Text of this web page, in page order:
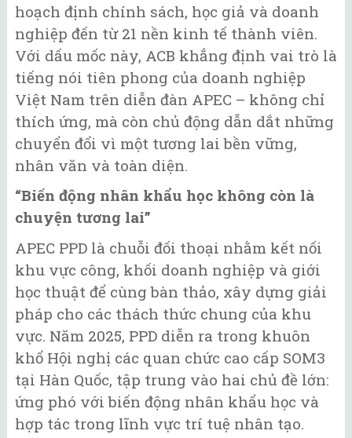
hoạch định chính sách, học giả và doanh
nghiệp đến từ 21 nền kinh tế thành viên.
Với dấu mốc này, ACB khẳng định vai trò là
tiếng nói tiên phong của doanh nghiệp
Việt Nam trên diễn đàn APEC – không chỉ
thích ứng, mà còn chủ động dẫn dắt những
chuyển đổi vì một tương lai bền vững,
nhân văn và toàn diện.
“Biến động nhân khẩu học không còn là
chuyện tương lai”
APEC PPD là chuỗi đối thoại nhằm kết nối
khu vực công, khối doanh nghiệp và giới
học thuật để cùng bàn thảo, xây dựng giải
pháp cho các thách thức chung của khu
vực. Năm 2025, PPD diễn ra trong khuôn
khổ Hội nghị các quan chức cao cấp SOM3
tại Hàn Quốc, tập trung vào hai chủ đề lớn:
ứng phó với biến động nhân khẩu học và
hợp tác trong lĩnh vực trí tuệ nhân tạo.